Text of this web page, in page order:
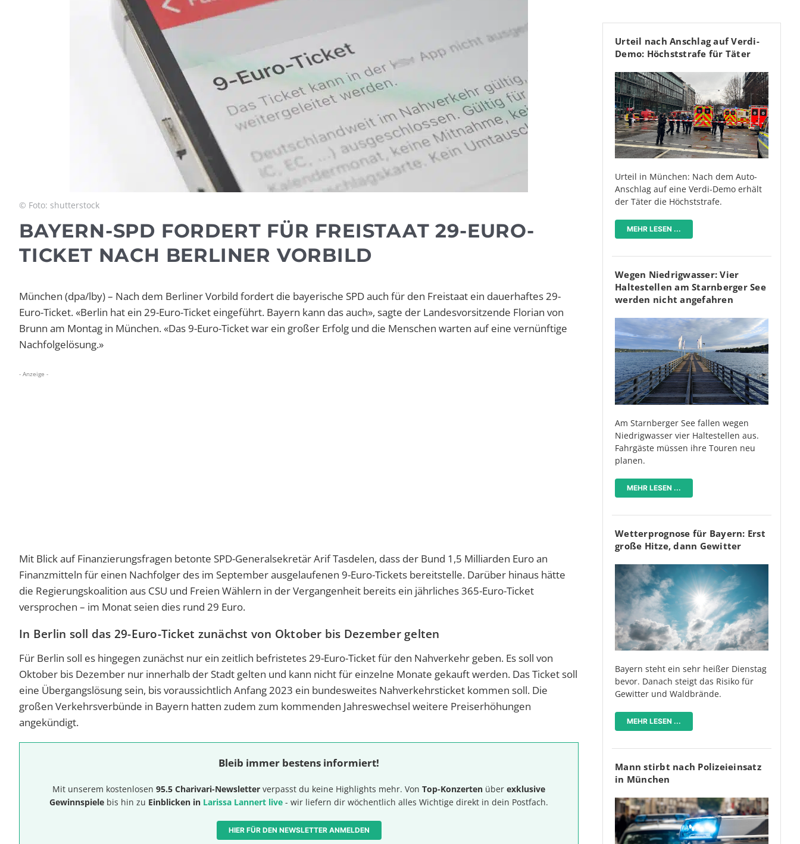
© Foto: shutterstock
BAYERN-SPD FORDERT FÜR FREISTAAT 29-EURO-
TICKET NACH BERLINER VORBILD
München (dpa/lby) – Nach dem Berliner Vorbild fordert die bayerische SPD auch für den Freistaat ein dauerhaftes 29-
Euro-Ticket. «Berlin hat ein 29-Euro-Ticket eingeführt. Bayern kann das auch», sagte der Landesvorsitzende Florian von
Brunn am Montag in München. «Das 9-Euro-Ticket war ein großer Erfolg und die Menschen warten auf eine vernünftige
Nachfolgelösung.»
- Anzeige -
Mit Blick auf Finanzierungsfragen betonte SPD-Generalsekretär Arif Tasdelen, dass der Bund 1,5 Milliarden Euro an
Finanzmitteln für einen Nachfolger des im September ausgelaufenen 9-Euro-Tickets bereitstelle. Darüber hinaus hätte
die Regierungskoalition aus CSU und Freien Wählern in der Vergangenheit bereits ein jährliches 365-Euro-Ticket
versprochen – im Monat seien dies rund 29 Euro.
In Berlin soll das 29-Euro-Ticket zunächst von Oktober bis Dezember gelten
Für Berlin soll es hingegen zunächst nur ein zeitlich befristetes 29-Euro-Ticket für den Nahverkehr geben. Es soll von
Oktober bis Dezember nur innerhalb der Stadt gelten und kann nicht für einzelne Monate gekauft werden. Das Ticket soll
eine Übergangslösung sein, bis voraussichtlich Anfang 2023 ein bundesweites Nahverkehrsticket kommen soll. Die
großen Verkehrsverbünde in Bayern hatten zudem zum kommenden Jahreswechsel weitere Preiserhöhungen
angekündigt.
Bleib immer bestens informiert!
Mit unserem kostenlosen 95.5 Charivari-Newsletter verpasst du keine Highlights mehr. Von Top-Konzerten über exklusive
Gewinnspiele bis hin zu Einblicken in Larissa Lannert live - wir liefern dir wöchentlich alles Wichtige direkt in dein Postfach.
HIER FÜR DEN NEWSLETTER ANMELDEN
Urteil nach Anschlag auf Verdi-
Demo: Höchststrafe für Täter
Urteil in München: Nach dem Auto-
Anschlag auf eine Verdi-Demo erhält
der Täter die Höchststrafe.
MEHR LESEN ...
Wegen Niedrigwasser: Vier
Haltestellen am Starnberger See
werden nicht angefahren
Am Starnberger See fallen wegen
Niedrigwasser vier Haltestellen aus.
Fahrgäste müssen ihre Touren neu
planen.
MEHR LESEN ...
Wetterprognose für Bayern: Erst
große Hitze, dann Gewitter
Bayern steht ein sehr heißer Dienstag
bevor. Danach steigt das Risiko für
Gewitter und Waldbrände.
MEHR LESEN ...
Mann stirbt nach Polizeieinsatz
in München